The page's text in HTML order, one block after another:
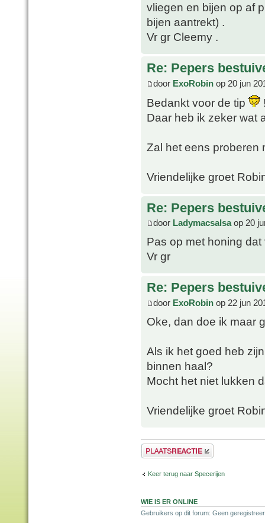
vliegen en bijen op af
bijen aantrekt) .
Vr gr Cleemy .
Re: Pepers
door ExoRobin op 20 jun
Bedankt voor de tip
Daar heb ik zeker wat
Zal het eens proberen
Vriendelijke groet
Re: Pepers
door Ladymacsalsaop 20
Pas op met honing
Vr gr
Re: Pepers
door ExoRobin op 22 jun
Oke, dan doe ik maar
Als ik het goed heb
binnen haal?
Mocht het niet lukken
Vriendelijke groet
Plaats een reactie
Keer terug naar Specerijen
WIE IS ER ONLINE
Gebruikers op dit forum: Geen